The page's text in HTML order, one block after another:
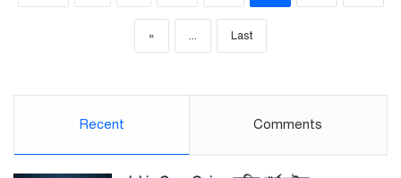
» ... Last
Recent Comments